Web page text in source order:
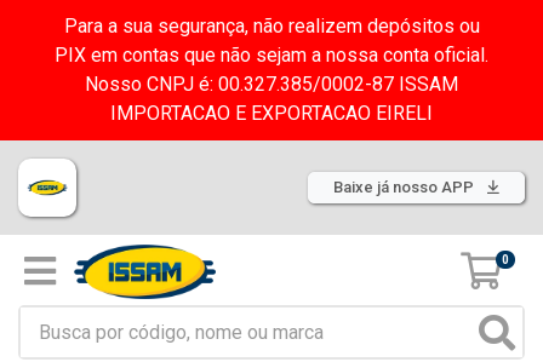
Para a sua segurança, não realizem depósitos ou
PIX em contas que não sejam a nossa conta oficial.
Nosso CNPJ é: 00.327.385/0002-87 ISSAM
IMPORTACAO E EXPORTACAO EIRELI
Baixe já nosso APP
0